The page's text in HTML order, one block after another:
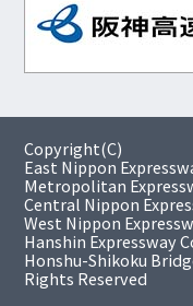
Copyright(C)
East Nippon
Metropolitan
Central Nippon
West Nippon
Hanshin Expressway
Honshu-Shikoku
Rights Reserved